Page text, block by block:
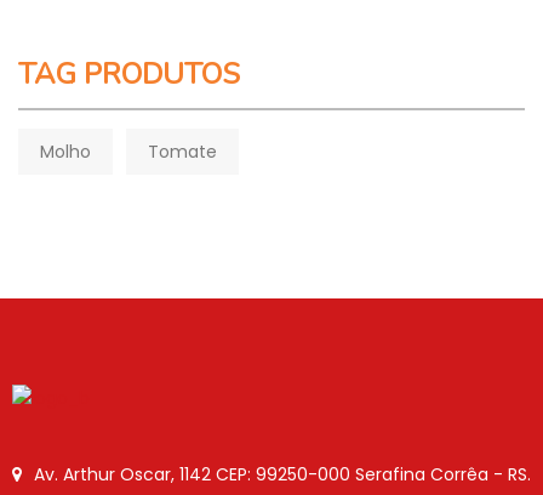
TAG PRODUTOS
Molho Tomate
Av. Arthur Oscar, 1142 CEP: 99250-000 Serafina Corrêa - RS.